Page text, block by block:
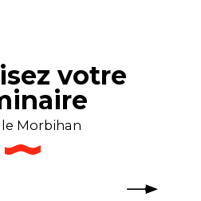
votre
le Morbihan
équipes !